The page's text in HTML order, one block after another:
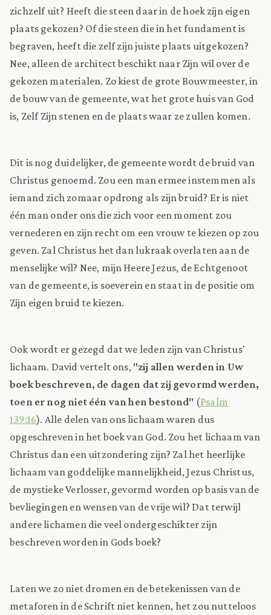
zichzelf uit? Heeft die steen daar in de hoek zijn eigen
plaats gekozen? Of die steen die in het fundament is
begraven, heeft die zelf zijn juiste plaats uitgekozen?
Nee, alleen de architect beschikt naar Zijn wil over de
gekozen materialen. Zo kiest de grote Bouwmeester, in
de bouw van de gemeente, wat het grote huis van God
is, Zelf Zijn stenen en de plaats waar ze zullen komen.
Dit is nog duidelijker, de gemeente wordt de bruid van
Christus genoemd. Zou een man ermee instemmen als
iemand zich zomaar opdrong als zijn bruid? Er is niet
één man onder ons die zich voor een moment zou
vernederen en zijn recht om een vrouw te kiezen op zou
geven. Zal Christus het dan lukraak overlaten aan de
menselijke wil? Nee, mijn Heere Jezus, de Echtgenoot
van de gemeente, is soeverein en staat in de positie om
Zijn eigen bruid te kiezen.
Ook wordt er gezegd dat we leden zijn van Christus'
lichaam. David vertelt ons, "zij allen werden in Uw
boek beschreven, de dagen dat zij gevormd werden,
toen er nog niet één van hen bestond" (Psalm
139:16). Alle delen van ons lichaam waren dus
opgeschreven in het boek van God. Zou het lichaam van
Christus dan een uitzondering zijn? Zal het heerlijke
lichaam van goddelijke mannelijkheid, Jezus Christus,
de mystieke Verlosser, gevormd worden op basis van de
bevliegingen en wensen van de vrije wil? Dat terwijl
andere lichamen die veel ondergeschikter zijn
beschreven worden in Gods boek?
Laten we zo niet dromen en de betekenissen van de
metaforen in de Schrift niet kennen, het zou nutteloos